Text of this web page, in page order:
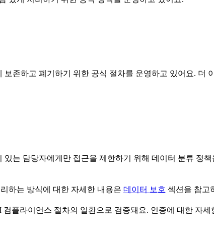
존하고 폐기하기 위한 공식 절차를 운영하고 있어요.
있는 담당자에게만 접근을 제한하기 위해 데이터 분류 정
하는 방식에 대한 자세한 내용은 데이터 보호 섹션을 참고
컴플라이언스 절차의 일환으로 검증돼요. 인증에 대한 자세